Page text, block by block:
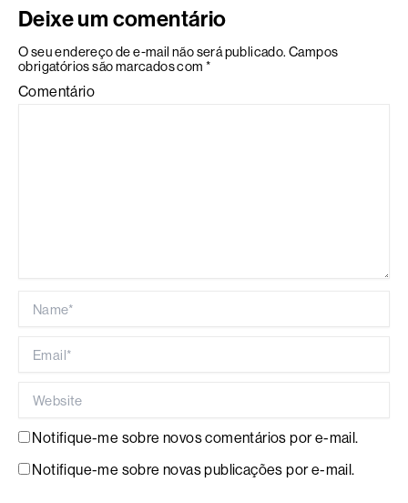
Deixe um comentário
O seu endereço de e-mail não será publicado. Campos
obrigatórios são marcados com *
Comentário
Notifique-me sobre novos comentários por e-mail.
Notifique-me sobre novas publicações por e-mail.